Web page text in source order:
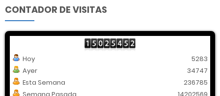
CONTADOR DE VISITAS
Hoy
Ayer
Esta Semana
5283
34747
236785